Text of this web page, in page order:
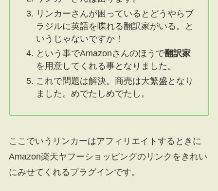
リンカーさんが困っているとどうやらブ
ラジルに英語を喋れる翻訳家がいる。と
いうじゃないですか！
という事でAmazonさんのほうで翻訳家
を用意してくれる事となりました。
これで問題は解決。商売は大繁盛となり
ました。めでたしめでたし。
ここでいうリンカーはアフィリエイトするときに
Amazon楽天ヤフーショッピングのリンクをきれい
にみせてくれるプラグインです。